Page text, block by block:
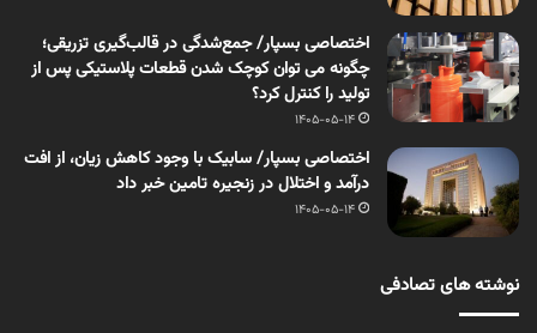
اختصاصی بسپار/ جمع‌شدگی در قالب‌گیری تزریقی؛
چگونه می توان کوچک شدن قطعات پلاستیکی پس از
تولید را کنترل کرد؟
1405-05-14
اختصاصی بسپار/ سابیک با وجود کاهش زیان، از افت
درآمد و اختلال در زنجیره تامین خبر داد
1405-05-14
نوشته های تصادفی